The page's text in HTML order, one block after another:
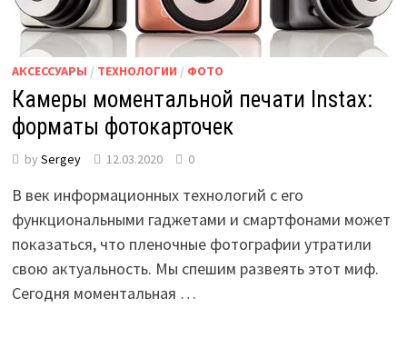
АКСЕССУАРЫ / ТЕХНОЛОГИИ / ФОТО
Камеры моментальной печати Instax:
форматы фотокарточек
by Sergey 12.03.2020 0
В век информационных технологий с его
функциональными гаджетами и смартфонами может
показаться, что пленочные фотографии утратили
свою актуальность. Мы спешим развеять этот миф.
Сегодня моментальная …